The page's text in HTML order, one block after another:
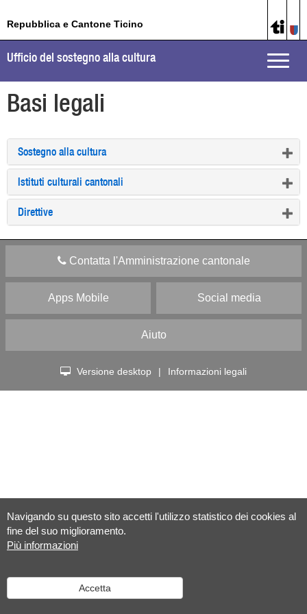
Navigando su questo sito accetti l'utilizzo statistico dei cookies al
fine del suo miglioramento.
Più informazioni
Accetta
Repubblica e Cantone Ticino
Toggle
Ufficio del sostegno alla cultura
Basi legali
Sostegno alla cultura
Istituti culturali cantonali
Direttive
Contatta l'Amministrazione cantonale
Apps Mobile Social media
Aiuto
Versione desktop | Informazioni legali